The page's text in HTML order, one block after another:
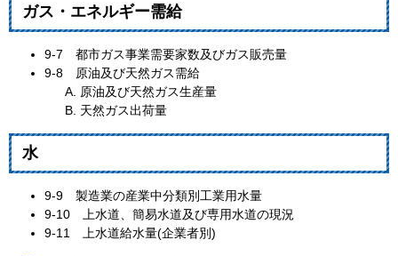
ガス・エネルギー需給
9-7 都市ガス事業需要家数及びガス販売量
9-8 原油及び天然ガス需給
原油及び天然ガス生産量
天然ガス出荷量
水
9-9 製造業の産業中分類別工業用水量
9-10 上水道、簡易水道及び専用水道の現況
9-11 上水道給水量(企業者別)